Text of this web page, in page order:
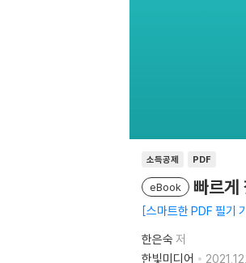
소득공제 PDF
eBook 빠르게
스마트한 PDF 필기
한은숙 저
한빛미디어